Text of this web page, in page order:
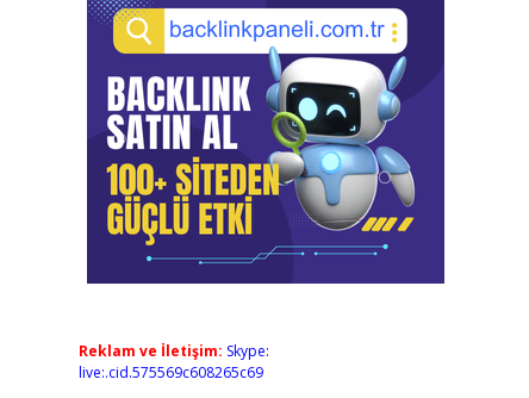
Reklam ve İletişim: Skype:
live:.cid.575569c608265c69